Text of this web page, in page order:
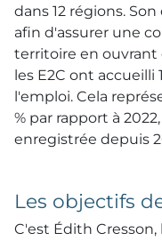
dans 12 régions.
afin d'assurer une
territoire en ouvrant
les E2C ont accueilli
l'emploi. Cela
% par rapport à
enregistrée depuis
Les objectifs
C'est Édith Cresson,